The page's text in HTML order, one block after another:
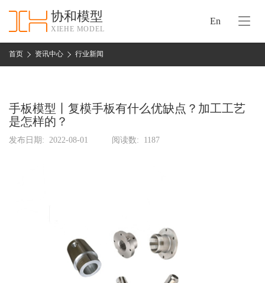
协和模型
XIEHE MODEL
En
首页 资讯中心 行业新闻
手板模型丨复模手板有什么优缺点？加工工艺
是怎样的？
发布日期: 2022-08-01 阅读数: 1187
协
和
资
加